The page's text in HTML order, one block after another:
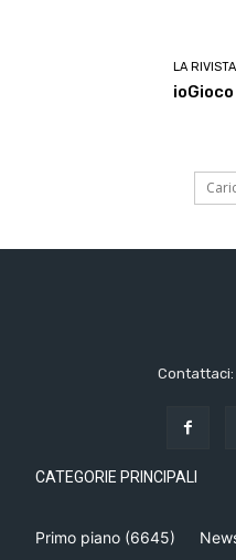
LA RIVISTA
Contattaci:
CATEGORIE PRINCIPALI
Primo piano (6645)